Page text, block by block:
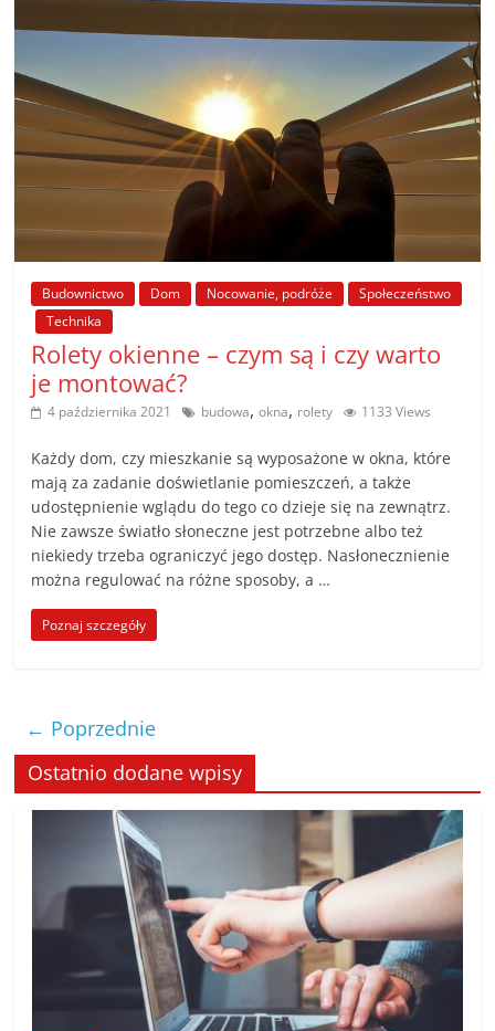
Budownictwo Dom Nocowanie, podróże
Społeczeństwo
Technika
Rolety okienne – czym są i czy warto
je montować?
4 października 2021 budowa,okna, rolety 1133 Views
Każdy dom, czy mieszkanie są wyposażone w okna, które
mają za zadanie doświetlanie pomieszczeń, a także
udostępnienie wglądu do tego co dzieje się na zewnątrz.
Nie zawsze światło słoneczne jest potrzebne albo też
niekiedy trzeba ograniczyć jego dostęp. Nasłonecznienie
można regulować na różne sposoby, a …
Poznaj szczegóły
← Poprzednie
Ostatnio dodane wpisy